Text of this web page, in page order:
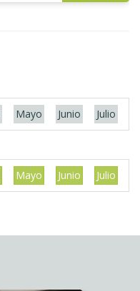
Mayo Junio Julio
Mayo Junio Julio